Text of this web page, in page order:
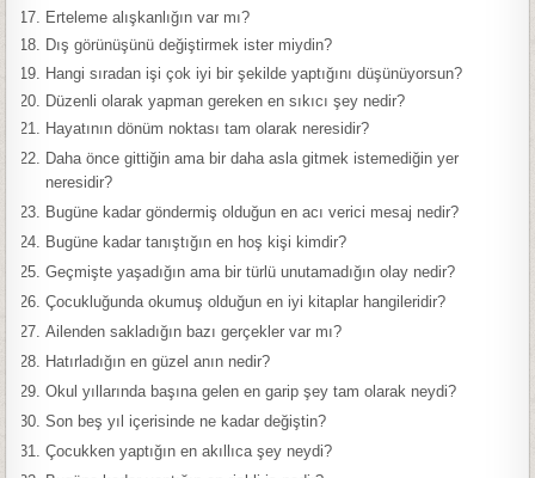
Erteleme alışkanlığın var mı?
Dış görünüşünü değiştirmek ister miydin?
Hangi sıradan işi çok iyi bir şekilde yaptığını düşünüyorsun?
Düzenli olarak yapman gereken en sıkıcı şey nedir?
Hayatının dönüm noktası tam olarak neresidir?
Daha önce gittiğin ama bir daha asla gitmek istemediğin yer
neresidir?
Bugüne kadar göndermiş olduğun en acı verici mesaj nedir?
Bugüne kadar tanıştığın en hoş kişi kimdir?
Geçmişte yaşadığın ama bir türlü unutamadığın olay nedir?
Çocukluğunda okumuş olduğun en iyi kitaplar hangileridir?
Ailenden sakladığın bazı gerçekler var mı?
Hatırladığın en güzel anın nedir?
Okul yıllarında başına gelen en garip şey tam olarak neydi?
Son beş yıl içerisinde ne kadar değiştin?
Çocukken yaptığın en akıllıca şey neydi?